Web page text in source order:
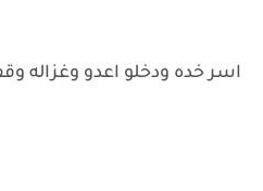
اسر خده ودخلو اعدو وغزاله